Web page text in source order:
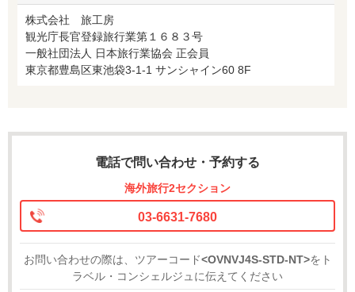
株式会社 旅工房
観光庁長官登録旅行業第１６８３号
一般社団法人 日本旅行業協会 正会員
東京都豊島区東池袋3-1-1 サンシャイン60 8F
電話で問い合わせ・予約する
海外旅行2セクション
03-6631-7680
お問い合わせの際は、ツアーコード<OVNVJ4S-STD-NT>をト
ラベル・コンシェルジュに伝えてください